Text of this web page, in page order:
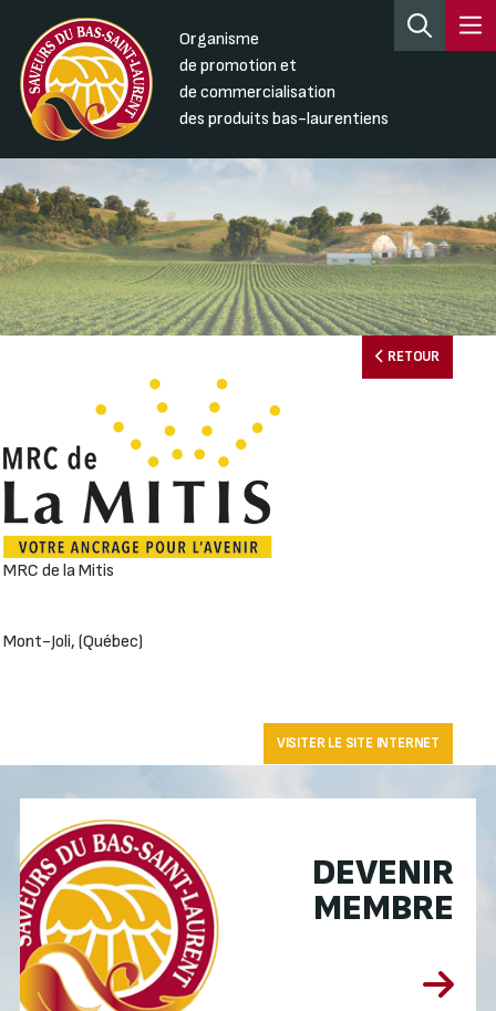
Organisme
de promotion et
de commercialisation
des produits bas-laurentiens
RETOUR
MRC de la Mitis
Mont-Joli, (Québec)
VISITER LE SITE INTERNET
DEVENIR
MEMBRE